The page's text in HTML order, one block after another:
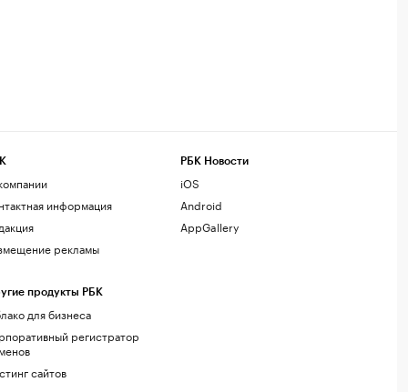
информация
рекламы
продукты РБК
для бизнеса
регистратор
сайтов
РБК Новости
iOS
Android
AppGallery